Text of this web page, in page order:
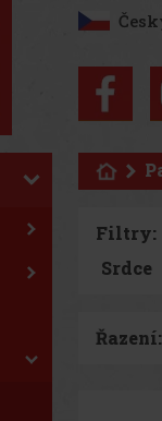
Filtry:
Řazení: